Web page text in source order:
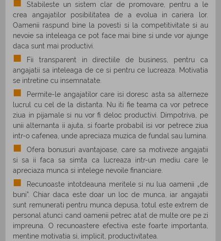
Stabileste un sistem clar de promovare, pentru a le
crea angajatilor posibilitatea de a evolua in cariera lor.
Oamenii raspund bine la povesti si la competitivitate si au
nevoie sa inteleaga ce pot face mai bine si unde vor ajunge
daca sunt mai productivi.
Fii transparent in directiile de business, pentru ca
angajatii sa inteleaga de ce si pentru ce lucreaza. Motivatia
se intretine cu insemnatate.
Permite-le angajatilor care isi doresc asta sa alterneze
lucrul cu cel de la distanta. Nu iti fie teama ca vor petrece
ziua in pijamale si nu vor fi deloc productivi. Dimpotriva, pe
unii alternanta ii ajuta, si foarte probabil isi vor petrece ziua
intr-o cafenea, unde apreciaza muzica de fundal sau lumina.
Ofera bonusuri avantajoase, care sa motiveze angajatii
si sa ii faca sa simta ca lucreaza intr-un mediu care le
apreciaza munca si intelege nevoile financiare.
Recunoaste intotdeauna meritele si nu lua oamenii „de
buni”. Chiar daca este doar un loc de munca, iar angajatii
sunt remunerati pentru munca depusa, totul este extrem de
personal atunci cand oamenii petrec atat de multe ore pe zi
impreuna. O recunoastere efectiva este foarte importanta,
mentine motivatia si, implicit, productivitatea.